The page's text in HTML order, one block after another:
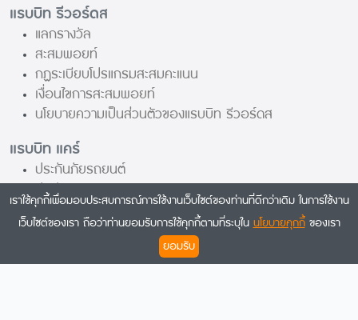
แรบบิท รีวอร์ดส
แลกรางวัล
สะสมพอยท์
กฏระเบียบโปรแกรมสะสมคะแนน
เงื่อนไขการสะสมพอยท์
นโยบายความเป็นส่วนตัวของแรบบิท รีวอร์ดส
แรบบิท แคร์
ประกันภัยรถยนต์
ประกันสุขภาพ
ประกันการเดินทาง
นโยบายความเป็นส่วนตัวของแรบบิท แคร์
แรบบิทเพื่อธุรกิจ
เราใช้คุกกี้เพื่อมอบประสบการณ์การใช้งานเว็บไซต์ของท่านที่ดีกว่าเดิม ในการใช้งาน
เว็บไซต์ของเรา ถือว่าท่านยอมรับการใช้คุกกี้ตามที่ระบุในนโยบายคุกกี้ของเรา
ยอมรับ